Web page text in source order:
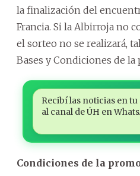
la finalización del
Francia. Si la Albirroja no
el sorteo no se realizará,
Bases y Condiciones de la
Recibí las noticias en
al canal de ÚH en
Condiciones de la